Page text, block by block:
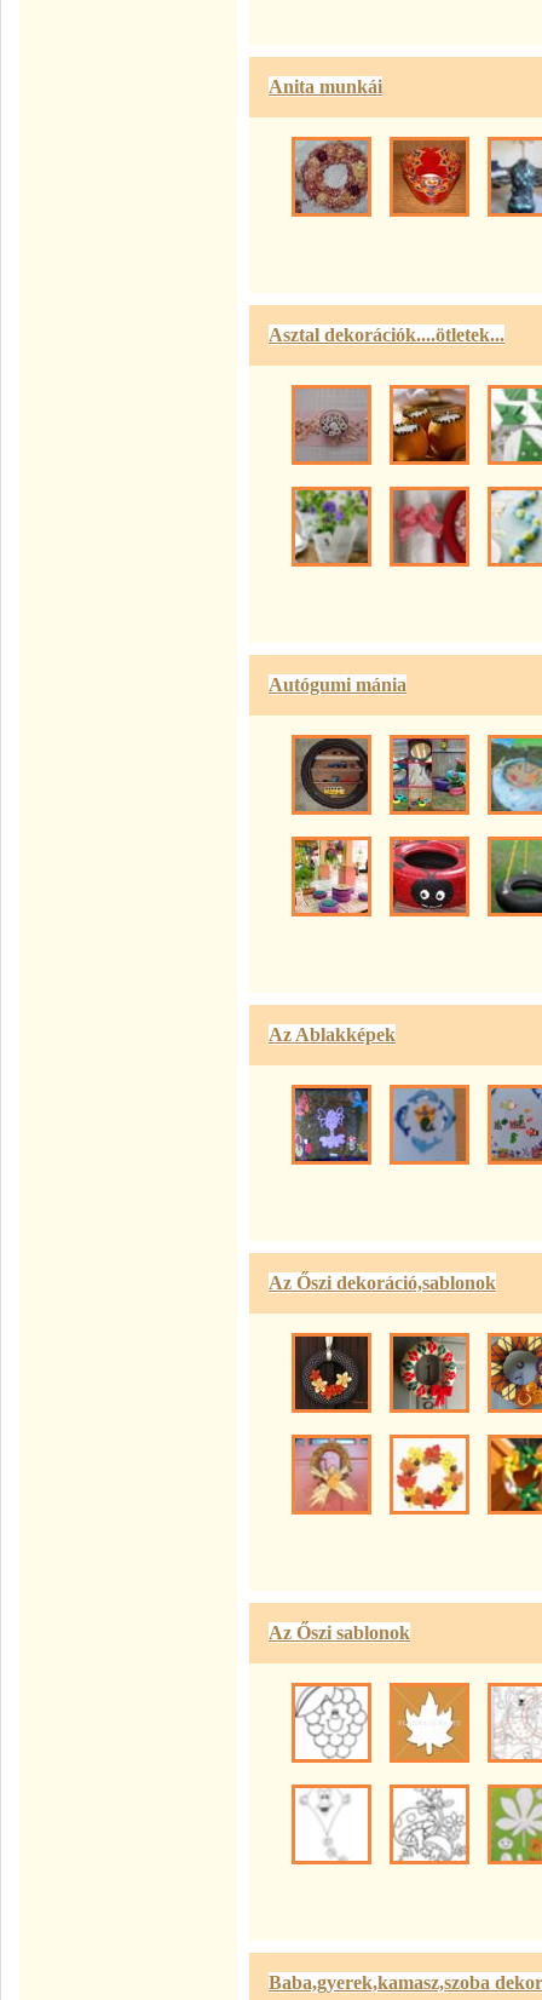
Anita munkái
Asztal dekorációk....ötletek...
Autógumi mánia
Az Ablakképek
Az Őszi dekoráció,sablonok
Az Őszi sablonok
Baba,gyerek,kamasz,szoba